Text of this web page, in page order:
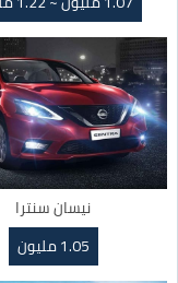
نيسان سنترا
1.05 مليون